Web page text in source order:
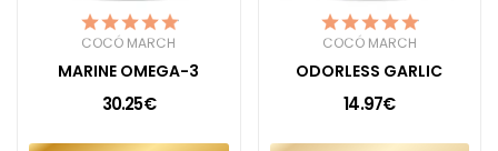
COCÓ MARCH
MARINE OMEGA-3
30.25€
COCÓ MARCH
ODORLESS GARLIC
14.97€